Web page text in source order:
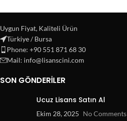
Uygun Fiyat, Kaliteli Ürün
Türkiye / Bursa
Phone: +90 551 871 68 30
Mail: info@lisanscini.com
SON GÖNDERILER
Ucuz Lisans Satın Al
Ekim 28, 2025 No Comments